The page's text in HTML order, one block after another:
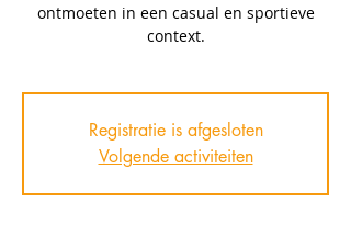
ontmoeten in een casual en sportieve
context.
Registratie is afgesloten
Volgende activiteiten